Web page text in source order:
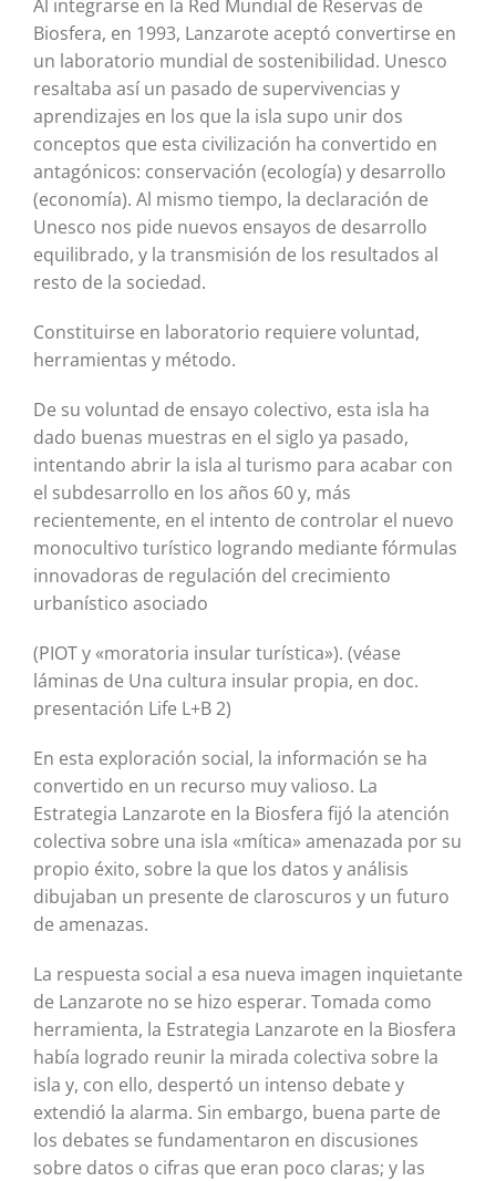
Al integrarse en la Red Mundial de Reservas de
Biosfera, en 1993, Lanzarote aceptó convertirse en
un laboratorio mundial de sostenibilidad. Unesco
resaltaba así un pasado de supervivencias y
aprendizajes en los que la isla supo unir dos
conceptos que esta civilización ha convertido en
antagónicos: conservación (ecología) y desarrollo
(economía). Al mismo tiempo, la declaración de
Unesco nos pide nuevos ensayos de desarrollo
equilibrado, y la transmisión de los resultados al
resto de la sociedad.
Constituirse en laboratorio requiere voluntad,
herramientas y método.
De su voluntad de ensayo colectivo, esta isla ha
dado buenas muestras en el siglo ya pasado,
intentando abrir la isla al turismo para acabar con
el subdesarrollo en los años 60 y, más
recientemente, en el intento de controlar el nuevo
monocultivo turístico logrando mediante fórmulas
innovadoras de regulación del crecimiento
urbanístico asociado
(PIOT y «moratoria insular turística»). (véase
láminas de Una cultura insular propia, en doc.
presentación Life L+B 2)
En esta exploración social, la información se ha
convertido en un recurso muy valioso. La
Estrategia Lanzarote en la Biosfera fijó la atención
colectiva sobre una isla «mítica» amenazada por su
propio éxito, sobre la que los datos y análisis
dibujaban un presente de claroscuros y un futuro
de amenazas.
La respuesta social a esa nueva imagen inquietante
de Lanzarote no se hizo esperar. Tomada como
herramienta, la Estrategia Lanzarote en la Biosfera
había logrado reunir la mirada colectiva sobre la
isla y, con ello, despertó un intenso debate y
extendió la alarma. Sin embargo, buena parte de
los debates se fundamentaron en discusiones
sobre datos o cifras que eran poco claras; y las